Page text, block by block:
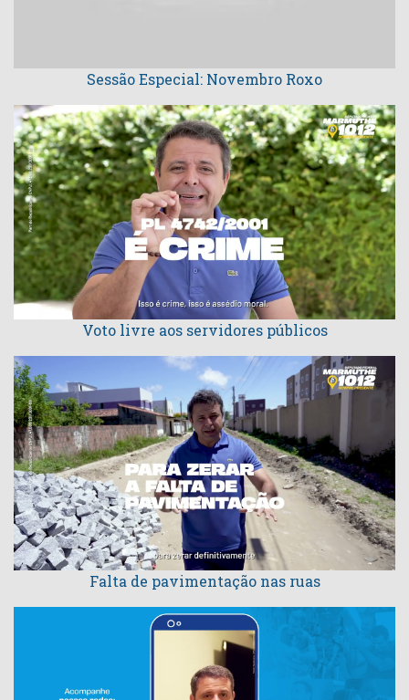
Sessão Especial: Novembro Roxo
Voto livre aos servidores públicos
Falta de pavimentação nas ruas